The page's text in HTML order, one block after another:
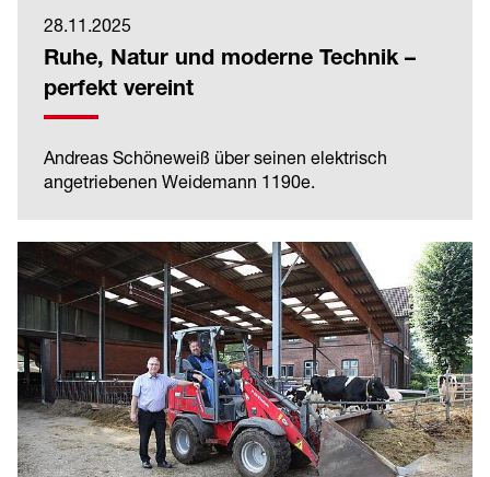
28.11.2025
Ruhe, Natur und moderne Technik –
perfekt vereint
Andreas Schöneweiß über seinen elektrisch
angetriebenen Weidemann 1190e.